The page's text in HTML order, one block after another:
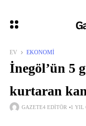
EV EKONOMI
İnegöl’ün 5
kurtaran
GAZETE4 EDITÖR